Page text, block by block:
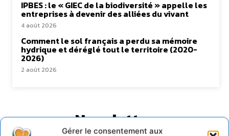
Gérer le consentement aux
IPBES : le « GIEC de la biodiversité » appelle les
entreprises à devenir des alliées du vivant
4 août 2026
Comment le sol français a perdu sa mémoire
hydrique et déréglé tout le territoire (2020-
2026)
2 août 2026
Newsletter